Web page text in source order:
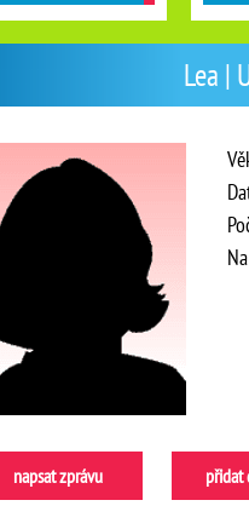
Lea |
napsat zprávu přidat